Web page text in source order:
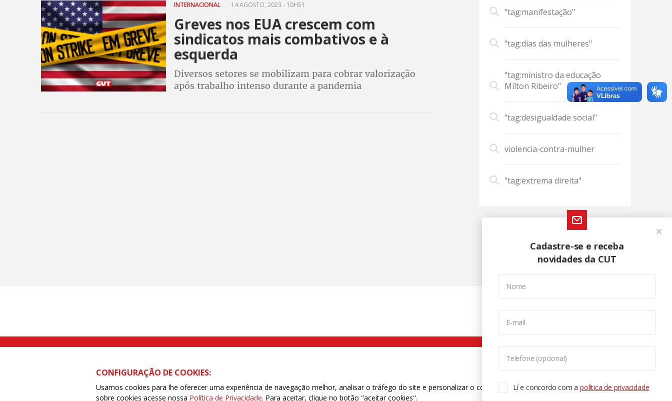
INTERNACIONAL 14 AGOSTO, 2023 - 10H51
Greves nos EUA crescem com
sindicatos mais combativos e à
esquerda
Diversos setores se mobilizam para cobrar valorização
após trabalho intenso durante a pandemia
"tag:manifestação"
"tag:dias das mulheres"
"tag:ministro da educação
Milton Ribeiro"
"tag:desigualdade social"
violencia-contra-mulher
"tag:extrema direita"
Cadastre-se e receba
novidades da CUT
Nome
E-mail
Telefone (opcional)
Lí e concordo com apolítica de privacidade
Rua Caetano Pinto nº 575 CEP 03041-000 Brás, São Paulo/SP | Telefone (11) 2108 9200 - Fax (11) 2108 9310
CONFIGURAÇÃO DE COOKIES:
Usamos cookies para lhe oferecer uma experiência de navegação melhor, analisar o tráfego do site e personalizar o conteúdo. Para saber mais
sobre cookies acesse nossa Política de Privacidade. Para aceitar, clique no botão "aceitar cookies".